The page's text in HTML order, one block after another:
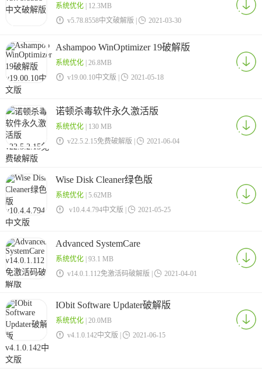
系统优化| 12.3MB
 v5.78.8558中文破解版 |  2021-03-30
Ashampoo WinOptimizer 19破解版
系统优化| 26.8MB
 v19.00.10中文版 |  2021-05-18
诺顿杀毒软件永久激活版
系统优化| 130 MB
 v22.5.2.15免费破解版 |  2021-06-04
Wise Disk Cleaner绿色版
系统优化| 5.62MB
 v10.4.4.794中文版 |  2021-05-25
Advanced SystemCare
系统优化| 93.1 MB
 v14.0.1.112免激活码破解版 |  2021-04-01
IObit Software Updater破解版
系统优化| 20.0MB
 v4.1.0.142中文版 |  2021-06-15